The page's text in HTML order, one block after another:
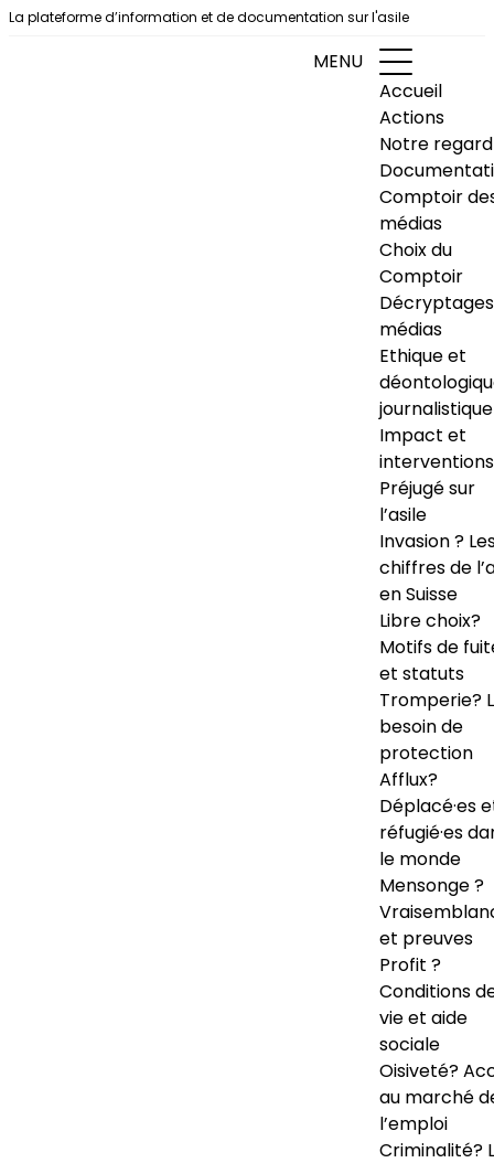
Aller au contenu
La plateforme d’information et de documentation sur l'asile
MENU
Accueil
Actions
Notre regard
Comptoir
médias
Choix du
Comptoir
Décryptages
médias
Ethique et
journalistique
Impact et
interventions
Préjugé sur
l’asile
Invasion ?
chiffres de
en Suisse
Libre choix?
Motifs de
et statuts
Tromperie?
besoin de
protection
Afflux?
Déplacé·es
réfugié·es
le monde
Mensonge ?
et preuves
Profit ?
Conditions
vie et aide
sociale
Oisiveté?
au marché
l’emploi
Criminalité?